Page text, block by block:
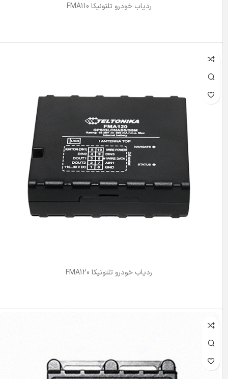
ردیاب خودرو تلتونیکا FMA110
ردیاب خودرو تلتونیکا FMA120